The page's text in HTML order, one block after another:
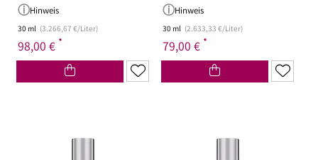
Hinweis
30 ml (3.266,67 €/Liter)
98,00 € *
Hinweis
30 ml (2.633,33 €/Liter)
79,00 € *